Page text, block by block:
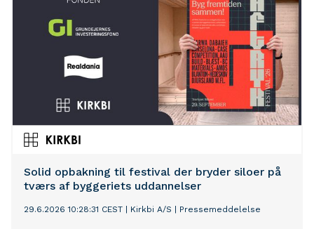
Solid opbakning til festival der bryder siloer på
tværs af byggeriets uddannelser
29.6.2026 10:28:31 CEST Kirkbi A/S Pressemeddelelse